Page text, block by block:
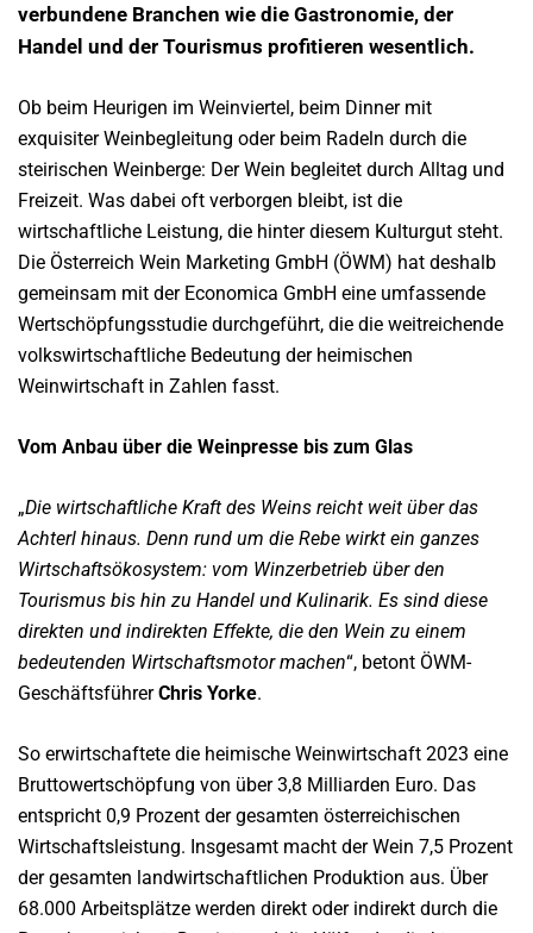
verbundene Branchen wie die Gastronomie, der
Handel und der Tourismus profitieren wesentlich.
Ob beim Heurigen im Weinviertel, beim Dinner mit
exquisiter Weinbegleitung oder beim Radeln durch die
steirischen Weinberge: Der Wein begleitet durch Alltag und
Freizeit. Was dabei oft verborgen bleibt, ist die
wirtschaftliche Leistung, die hinter diesem Kulturgut steht.
Die Österreich Wein Marketing GmbH (ÖWM) hat deshalb
gemeinsam mit der Economica GmbH eine umfassende
Wertschöpfungsstudie durchgeführt, die die weitreichende
volkswirtschaftliche Bedeutung der heimischen
Weinwirtschaft in Zahlen fasst.
Vom Anbau über die Weinpresse bis zum Glas
„Die wirtschaftliche Kraft des Weins reicht weit über das
Achterl hinaus. Denn rund um die Rebe wirkt ein ganzes
Wirtschaftsökosystem: vom Winzerbetrieb über den
Tourismus bis hin zu Handel und Kulinarik. Es sind diese
direkten und indirekten Effekte, die den Wein zu einem
bedeutenden Wirtschaftsmotor machen“, betont ÖWM-
GeschäftsführerChris Yorke.
So erwirtschaftete die heimische Weinwirtschaft 2023 eine
Bruttowertschöpfung von über 3,8 Milliarden Euro. Das
entspricht 0,9 Prozent der gesamten österreichischen
Wirtschaftsleistung. Insgesamt macht der Wein 7,5 Prozent
der gesamten landwirtschaftlichen Produktion aus. Über
68.000 Arbeitsplätze werden direkt oder indirekt durch die